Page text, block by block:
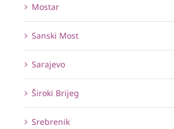
Mostar
Sanski Most
Sarajevo
Široki Brijeg
Srebrenik